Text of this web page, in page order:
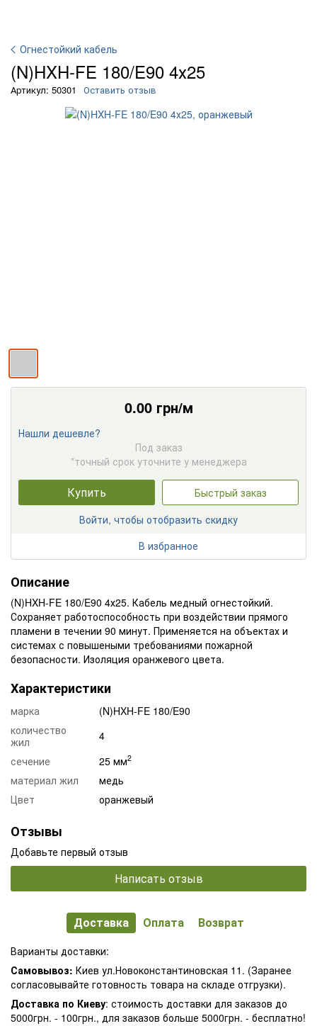
Огнестойкий кабель
(N)HXH-FE 180/E90 4х25
Артикул: 50301 Оставить отзыв
0.00грн/м
Нашли дешевле?
Под заказ
*точный срок уточните у менеджера
Купить
Быстрый заказ
Войти, чтобы отобразить скидку
В избранное
Описание
(N)HXH-FE 180/E90 4х25. Кабель медный огнестойкий.
Сохраняет работоспособность при воздействии прямого
пламени в течении 90 минут. Применяется на объектах и
системах с повышеными требованиями пожарной
безопасности. Изоляция оранжевого цвета.
Характеристики
марка
(N)HXH-FE 180/E90
количество
жил
4
сечение
25 мм2
материал жил
медь
Цвет
оранжевый
Отзывы
Добавьте первый отзыв
Написать отзыв
Доставка Оплата Возврат
Варианты доставки:
Самовывоз: Киев ул.Новоконстантиновская 11. (Заранее
согласовывайте готовность товара на складе отгрузки).
Доставка по Киеву: стоимость доставки для заказов до
5000грн. - 100грн., для заказов больше 5000грн. - бесплатно!